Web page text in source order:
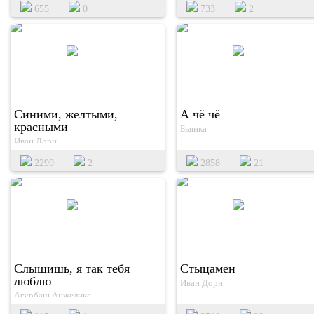
655 0 733 2
Синими, желтыми,
красными
Иван Дорн
2299 2
А чё чё
Бьянка
2858 21
Слышишь, я так тебя
люблю
Агурбаш Анжелика
Стыцамен
Иван Дорн